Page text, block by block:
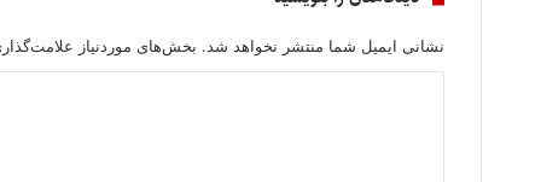
نشانی ایمیل شما منتشر نخواهد شد. بخش‌های موردنیاز